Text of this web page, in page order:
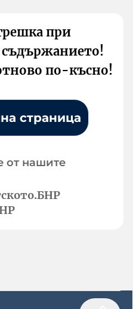
при
съдържанието!
по-късно!
страница
от нашите